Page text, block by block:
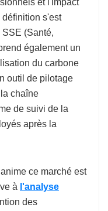
s'est
(Santé,
également un
du carbone
outil de pilotage
chaîne
de suivi de la
après la
ce marché est
à l'analyse
des